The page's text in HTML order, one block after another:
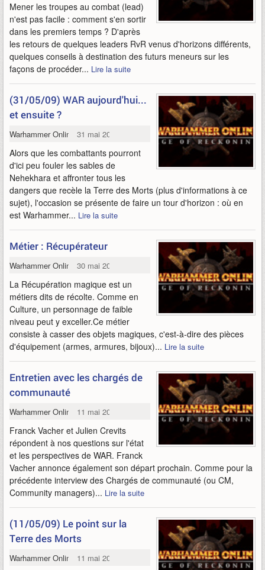
Mener les troupes au combat (lead)
n'est pas facile : comment s'en sortir
dans les premiers temps ? D'après
les retours de quelques leaders RvR venus d'horizons différents,
quelques conseils à destination des futurs meneurs sur les
façons de procéder... Lire la suite
(31/05/09) WAR aujourd'hui...
et ensuite ?
Warhammer Online 31 mai 2009
Alors que les combattants pourront
d'ici peu fouler les sables de
Nehekhara et affronter tous les
dangers que recèle la Terre des Morts (plus d'informations à ce
sujet), l'occasion se présente de faire un tour d'horizon : où en
est Warhammer... Lire la suite
Métier : Récupérateur
Warhammer Online 30 mai 2009
La Récupération magique est un
métiers dits de récolte. Comme en
Culture, un personnage de faible
niveau peut y exceller.Ce métier
consiste à casser des objets magiques, c'est-à-dire des pièces
d'équipement (armes, armures, bijoux)... Lire la suite
Entretien avec les chargés de
communauté
Warhammer Online 11 mai 2009
Franck Vacher et Julien Crevits
répondent à nos questions sur l'état
et les perspectives de WAR. Franck
Vacher annonce également son départ prochain. Comme pour la
précédente interview des Chargés de communauté (ou CM,
Community managers)... Lire la suite
(11/05/09) Le point sur la
Terre des Morts
Warhammer Online 11 mai 2009